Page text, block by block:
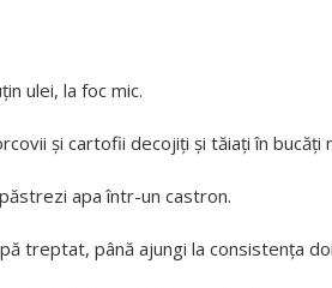
ulei, la foc mic.
și cartofii decojiți și tăiați în bucăți
apa într-un castron.
treptat, până ajungi la consistența